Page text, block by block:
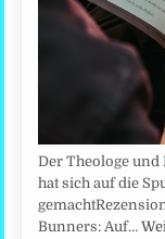
Der Theologe
hat sich auf die
Bunners: Auf…